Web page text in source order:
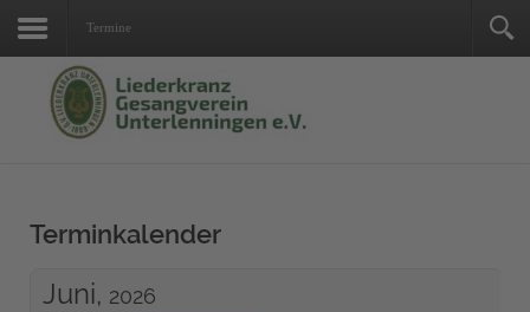
Termine
Terminkalender
Juni, 2026